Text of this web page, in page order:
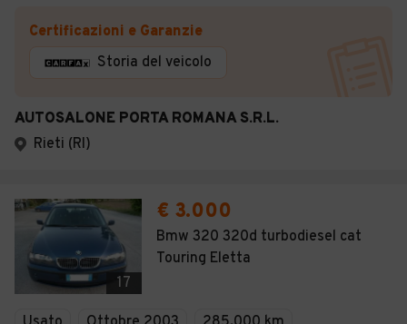
Certificazioni e Garanzie
Storia del veicolo
AUTOSALONE PORTA ROMANA S.R.L.
Rieti (RI)
17
€ 3.000
Bmw 320 320d turbodiesel cat
Touring Eletta